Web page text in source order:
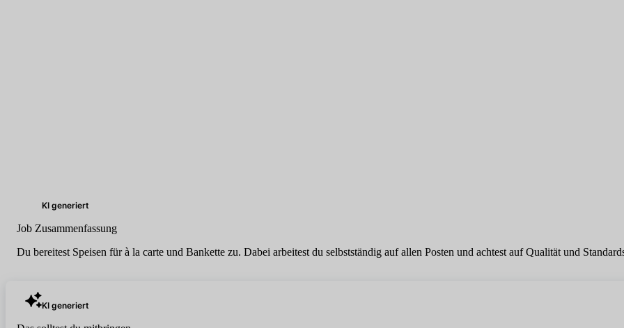
KI generiert
Job Zusammenfassung
Du bereitest Speisen für à la carte und Bankette zu. Dabei arbeitest du selbstständig auf allen Posten und achtest auf Qualität und
KI generiert